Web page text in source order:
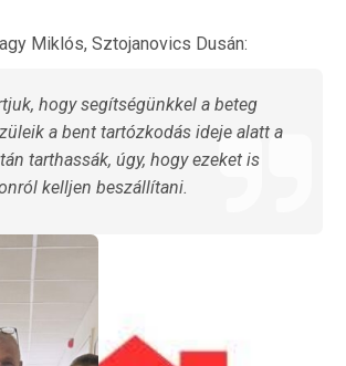
Miklós, Sztojanovics Dusán:
hogy segítségünkkel a beteg
a bent tartózkodás ideje alatt a
tarthassák, úgy, hogy ezeket is
kelljen beszállítani.